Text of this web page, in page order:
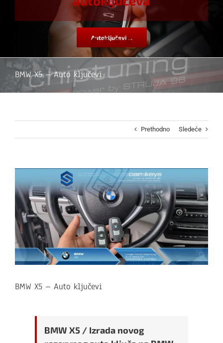
Autoključevi ...
BMW X5 – Auto ključevi
Prethodno Sledeće
BMW X5 – Auto ključevi
BMW X5 / Izrada novog